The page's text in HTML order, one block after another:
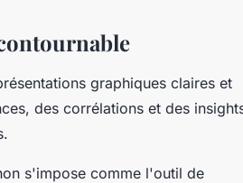
graphiques claires et
des corrélations et des
s'impose comme l'outil de